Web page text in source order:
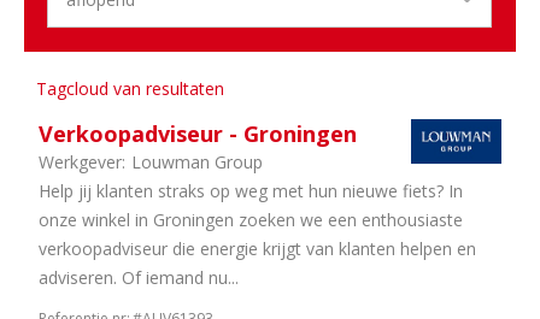
uren
uur
overleg
32
uur
24
uur
Tagcloud van resultaten
Verkoopadviseur - Groningen
Werkgever: Louwman Group
Help jij klanten straks op weg met hun nieuwe fiets? In
onze winkel in Groningen zoeken we een enthousiaste
verkoopadviseur die energie krijgt van klanten helpen en
adviseren. Of iemand nu...